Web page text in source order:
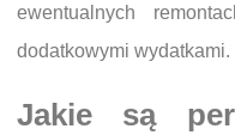
ewentualnych
dodatkowymi wydatkami.
Jakie są